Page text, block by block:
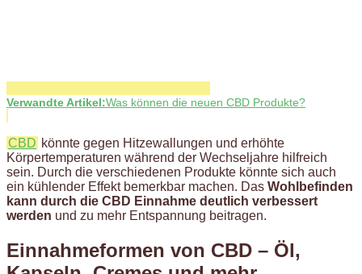
Verwandte Artikel:Was können die neuen CBD Produkte?
CBD könnte gegen Hitzewallungen und erhöhte
Körpertemperaturen während der Wechseljahre hilfreich
sein. Durch die verschiedenen Produkte könnte sich auch
ein kühlender Effekt bemerkbar machen. Das Wohlbefinden
kann durch die CBD Einnahme deutlich verbessert
werden und zu mehr Entspannung beitragen.
Einnahmeformen von CBD – Öl,